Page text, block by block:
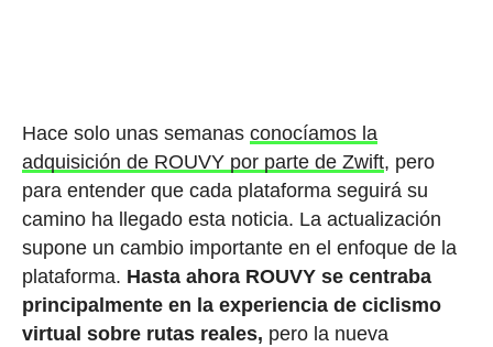
Hace solo unas semanas conocíamos la
adquisición de ROUVY por parte de Zwift, pero
para entender que cada plataforma seguirá su
camino ha llegado esta noticia. La actualización
supone un cambio importante en el enfoque de la
plataforma. Hasta ahora ROUVY se centraba
principalmente en la experiencia de ciclismo
virtual sobre rutas reales, pero la nueva